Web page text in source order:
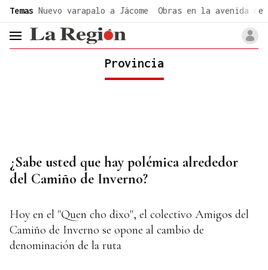
Temas Nuevo varapalo a Jácome Obras en la avenida de
header.menu.open
Provincia
¿Sabe usted que hay polémica alrededor
del Camiño de Inverno?
Hoy en el "Quen cho dixo", el colectivo Amigos del
Camiño de Inverno se opone al cambio de
denominación de la ruta